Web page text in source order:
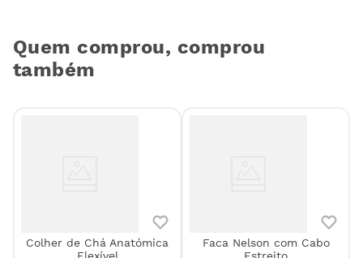
Quem comprou, comprou
também
Colher de Chá Anatómica
Faca Nelson com Cabo